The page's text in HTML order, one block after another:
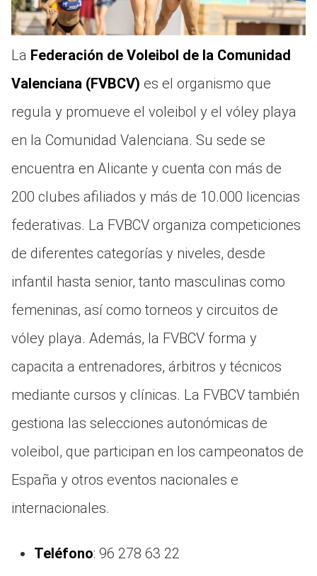
La Federación de Voleibol de la Comunidad
Valenciana (FVBCV) es el organismo que
regula y promueve el voleibol y el vóley playa
en la Comunidad Valenciana. Su sede se
encuentra en Alicante y cuenta con más de
200 clubes afiliados y más de 10.000 licencias
federativas. La FVBCV organiza competiciones
de diferentes categorías y niveles, desde
infantil hasta senior, tanto masculinas como
femeninas, así como torneos y circuitos de
vóley playa. Además, la FVBCV forma y
capacita a entrenadores, árbitros y técnicos
mediante cursos y clínicas. La FVBCV también
gestiona las selecciones autonómicas de
voleibol, que participan en los campeonatos de
España y otros eventos nacionales e
internacionales.
Teléfono: 96 278 63 22